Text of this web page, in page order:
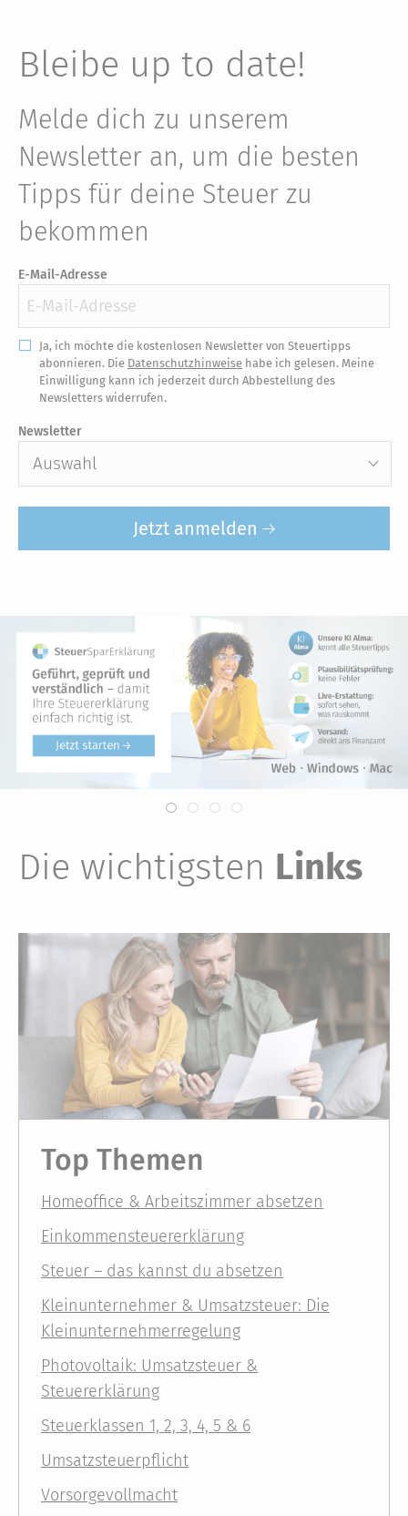
Bleibe up to date!
Melde dich zu unserem
Newsletter an, um die besten
Tipps für deine Steuer zu
bekommen
E-Mail-Adresse
Ja, ich möchte die kostenlosen Newsletter von Steuertipps
abonnieren. Die Datenschutzhinweise habe ich gelesen. Meine
Einwilligung kann ich jederzeit durch Abbestellung des
Newsletters widerrufen.
Newsletter
Auswahl
Jetzt anmelden
Die wichtigsten Links
Top Themen
Homeoffice & Arbeitszimmer absetzen
Einkommensteuererklärung
Steuer – das kannst du absetzen
Kleinunternehmer & Umsatzsteuer: Die
Kleinunternehmerregelung
Photovoltaik: Umsatzsteuer &
Steuererklärung
Steuerklassen 1, 2, 3, 4, 5 & 6
Umsatzsteuerpflicht
Vorsorgevollmacht